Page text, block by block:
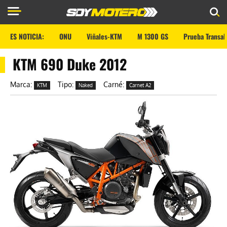
ES NOTICIA: ONU Viñales-KTM M 1300 GS Prueba
KTM 690 Duke 2012
Marca: KTM Tipo: Naked Carné: Carnet A2